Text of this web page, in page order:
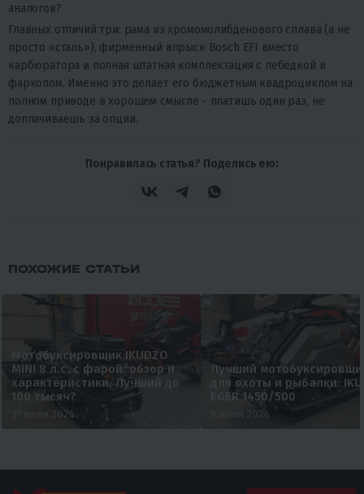
аналогов?
Главных отличий три: рама из хромомолибденового сплава (а не
просто «сталь»), фирменный впрыск Bosch EFI вместо
карбюратора и полная штатная комплектация с лебёдкой и
фаркопом. Именно это делает его бюджетным квадроциклом на
полном приводе в хорошем смысле - платишь один раз, не
доплачиваешь за опции.
Понравилась статья? Поделись ею:
ПОХОЖИЕ СТАТЬИ
Мотобуксировщик IKUDZO
MINI 8 л.с. с фарой: обзор и
характеристики. Лучший до
100 тысяч?
31 июля 2026
Лучший
для охоты и рыбалки:
EGER 1450/500
9 июля 2026